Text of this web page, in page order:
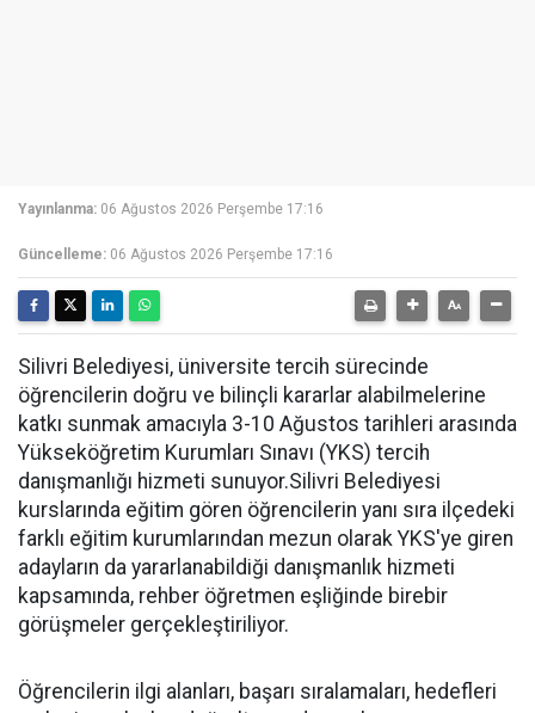
Yayınlanma: 06 Ağustos 2026 Perşembe 17:16
Güncelleme: 06 Ağustos 2026 Perşembe 17:16
Silivri Belediyesi, üniversite tercih sürecinde
öğrencilerin doğru ve bilinçli kararlar alabilmelerine
katkı sunmak amacıyla 3-10 Ağustos tarihleri arasında
Yükseköğretim Kurumları Sınavı (YKS) tercih
danışmanlığı hizmeti sunuyor.Silivri Belediyesi
kurslarında eğitim gören öğrencilerin yanı sıra ilçedeki
farklı eğitim kurumlarından mezun olarak YKS'ye giren
adayların da yararlanabildiği danışmanlık hizmeti
kapsamında, rehber öğretmen eşliğinde birebir
görüşmeler gerçekleştiriliyor.
Öğrencilerin ilgi alanları, başarı sıralamaları, hedefleri